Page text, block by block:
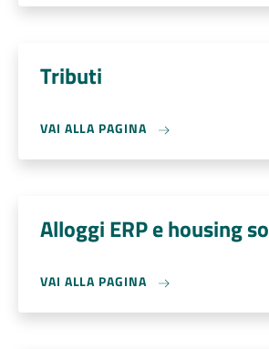
Tributi
VAI ALLA PAGINA
Alloggi ERP e housing
VAI ALLA PAGINA